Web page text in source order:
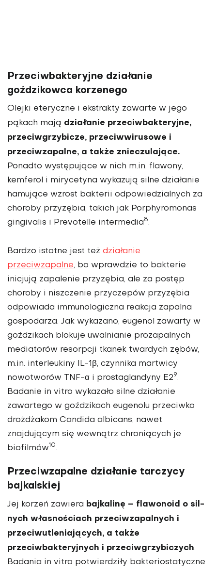
Przeciwbakte­ryjne działanie
goździkowca korzenego
Olejki eteryczne i ekstrakty zawarte w jego
pąkach mają działanie przeciwbakte­ryjne,
przeciwgrzybicze, przeciwwirusowe i
przeciwzapalne, a także znieczulające.
Ponadto występujące w nich m.in. flawony,
kemferol i mirycetyna wykazują silne działanie
hamujące wzrost bakterii odpowiedzialnych za
choroby przyzębia, takich jak Porphyromonas
gingivalis i Prevotelle intermedia8.
Bardzo istotne jest też działanie
przeciwzapalne, bo wprawdzie to bakterie
inicjują zapalenie przy­zębia, ale za postęp
choroby i niszczenie przy­czepów przyzębia
odpowiada immunologiczna reakcja zapalna
gospodarza. Jak wykazano, eugenol zawarty w
goździkach blokuje uwal­nianie prozapalnych
mediatorów resorpcji tkanek twardych zębów,
m.in. interleukiny IL-1β, czynnika martwicy
nowotworów TNF-α i prostaglandyny E29.
Badanie in vitro wykazało silne działanie
zawartego w goździkach eugenolu przeciwko
drożdżakom Candida albicans, nawet
znajdującym się wewnątrz chroniących je
biofilmów10.
Przeciwzapalne działanie tarczycy
bajkalskiej
Jej korzeń zawiera bajkalinę – flawonoid o sil­
nych własnościach przeciwzapalnych i
przeci­wutleniających, a także
przeciwbakteryjnych i przeciwgrzybiczych.
Badania in vitro potwierdziły bakteriostatyczne